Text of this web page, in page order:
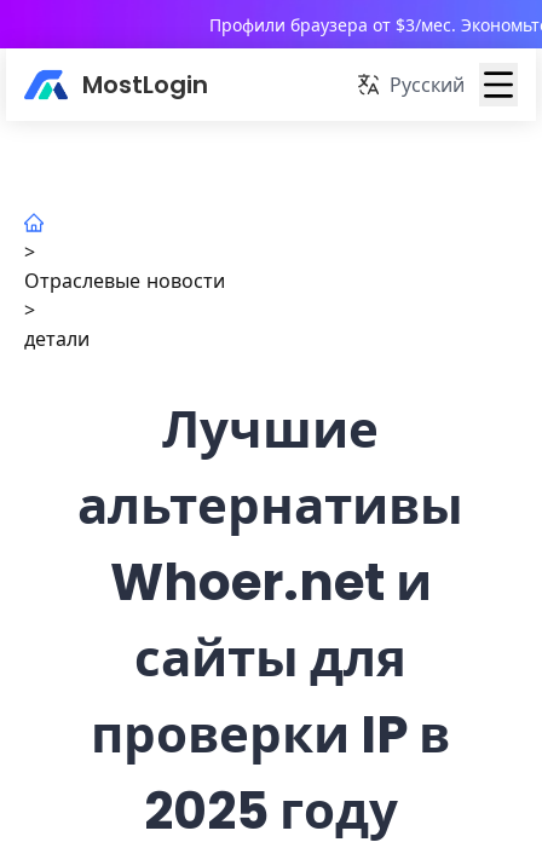
Профили браузера от $3/мес.
MostLogin Русский
>
Отраслевые новости
>
детали
Лучшие
альтернативы
Whoer.net и
сайты для
проверки IP в
2025 году